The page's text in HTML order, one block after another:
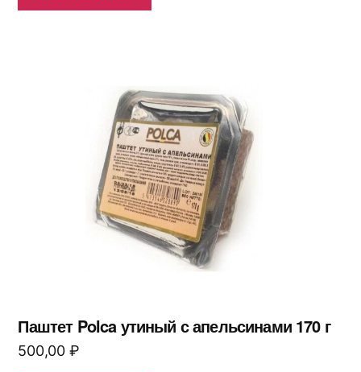
Паштет Polca утиный с апельсинами 170 г
500,00 ₽